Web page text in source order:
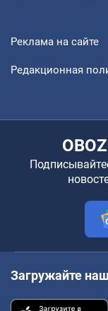
Реклама на сайте
Редакционная
Загружайте